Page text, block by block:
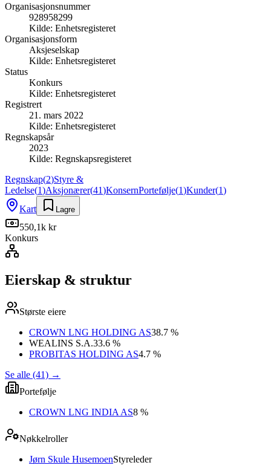
Organisasjonsnummer
928958299
Kilde: Enhetsregisteret
Organisasjonsform
Aksjeselskap
Kilde: Enhetsregisteret
Status
Konkurs
Kilde: Enhetsregisteret
Registrert
21. mars 2022
Kilde: Enhetsregisteret
Regnskapsår
2023
Kilde: Regnskapsregisteret
Regnskap(2)Styre &
Ledelse(1)Aksjonærer(41)KonsernPortefølje(1)Kunder(1)
Kart
Lagre
550,1k kr
Konkurs
Eierskap & struktur
Største eiere
CROWN LNG HOLDING AS38.7 %
WEALINS S.A.33.6 %
PROBITAS HOLDING AS4.7 %
Se alle (41) →
Portefølje
CROWN LNG INDIA AS8 %
Nøkkelroller
Jørn Skule HusemoenStyreleder